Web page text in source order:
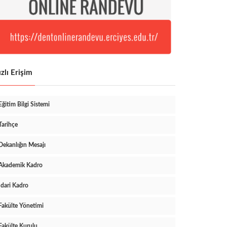
Erişim
Bilgi Sistemi
Mesajı
Kadro
Kadro
Yönetimi